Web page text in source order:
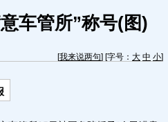
车管所”称号(图)
[我来说两句] [字号： 大 中 小]